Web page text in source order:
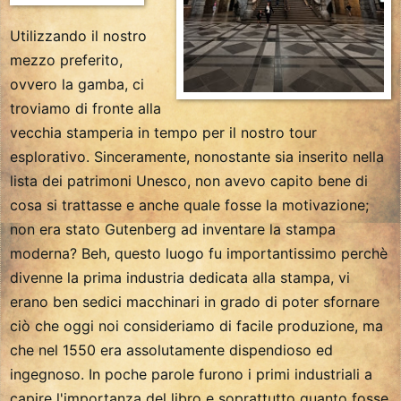
Utilizzando il nostro
mezzo preferito,
ovvero la gamba, ci
troviamo di fronte alla
vecchia stamperia in tempo per il nostro tour
esplorativo. Sinceramente, nonostante sia inserito nella
lista dei patrimoni Unesco, non avevo capito bene di
cosa si trattasse e anche quale fosse la motivazione;
non era stato Gutenberg ad inventare la stampa
moderna? Beh, questo luogo fu importantissimo perchè
divenne la prima industria dedicata alla stampa, vi
erano ben sedici macchinari in grado di poter sfornare
ciò che oggi noi consideriamo di facile produzione, ma
che nel 1550 era assolutamente dispendioso ed
ingegnoso. In poche parole furono i primi industriali a